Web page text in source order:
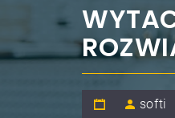
softi